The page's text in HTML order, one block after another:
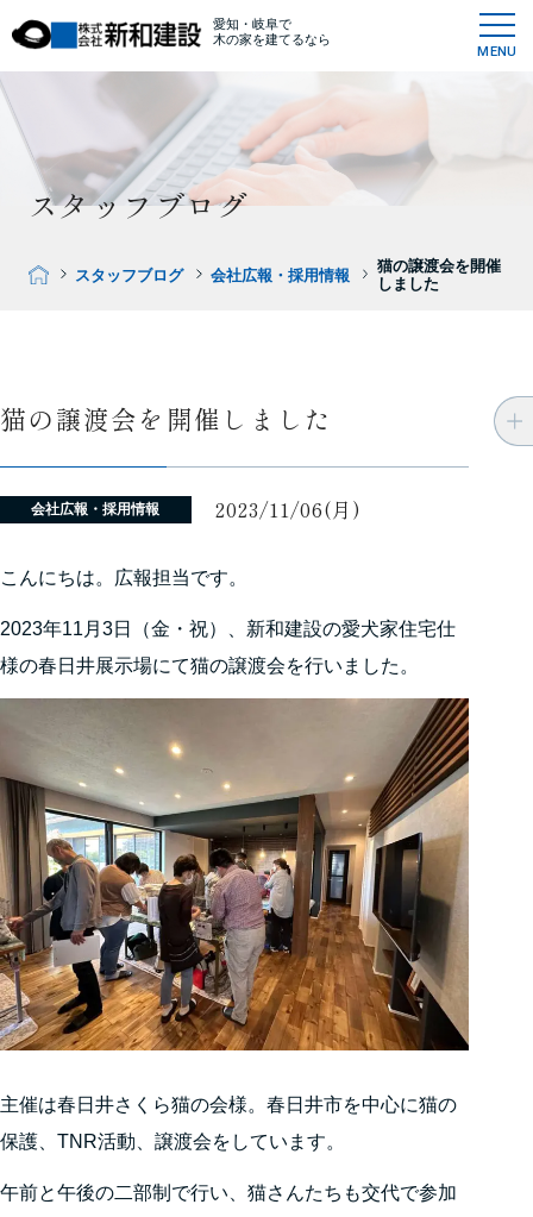
愛知・岐阜で
木の家を建てるなら
MENU
スタッフブログ
スタッフブログ 会社広報・採用情報
猫の譲渡会を開催
しました
猫の譲渡会を開催しました
会社広報・採用情報 2023/11/06(月)
こんにちは。広報担当です。
2023年11月3日（金・祝）、新和建設の愛犬家住宅仕
様の春日井展示場にて猫の譲渡会を行いました。
主催は春日井さくら猫の会様。春日井市を中心に猫の
保護、TNR活動、譲渡会をしています。
午前と午後の二部制で行い、猫さんたちも交代で参加